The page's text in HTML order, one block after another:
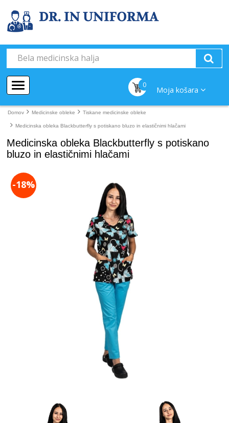
0
Moja košara
Domov Medicinske obleke Tiskane medicinske obleke
Medicinska obleka Blackbutterfly s potiskano bluzo in elastičnimi hlačami
Medicinska obleka Blackbutterfly s potiskano
bluzo in elastičnimi hlačami
-18%